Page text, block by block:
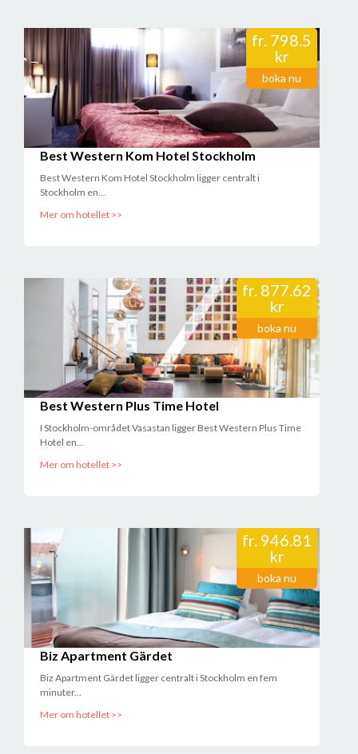
fr. 798.5
kr
boka nu
Best Western Kom Hotel Stockholm
Best Western Kom Hotel Stockholm ligger centralt i
Stockholm en...
Mer om hotellet >>
fr. 877.62
kr
boka nu
Best Western Plus Time Hotel
I Stockholm-området Vasastan ligger Best Western Plus Time
Hotel en...
Mer om hotellet >>
fr. 946.81
kr
boka nu
Biz Apartment Gärdet
Biz Apartment Gärdet ligger centralt i Stockholm en fem
minuter...
Mer om hotellet >>